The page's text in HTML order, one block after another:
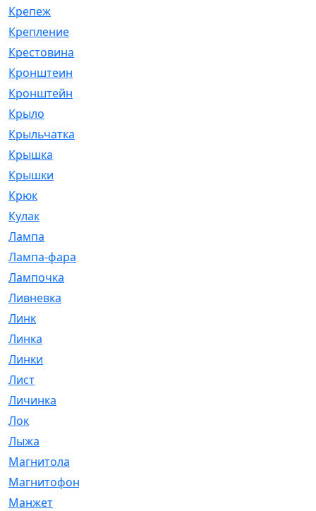
Крепеж
Крепление
Крестовина
Кронштеин
Кронштейн
Крыло
Крыльчатка
Крышка
Крышки
Крюк
Кулак
Лампа
Лампа-фара
Лампочка
Ливневка
Линк
Линка
Линки
Лист
Личинка
Лок
Лыжа
Магнитола
Магнитофон
Манжет